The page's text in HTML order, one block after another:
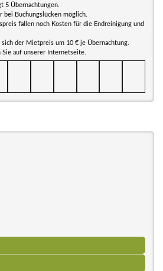
5 Übernachtungen.
bei Buchungslücken möglich.
fallen noch Kosten für die Endreinigung und
der Mietpreis um 10 € je Übernachtung.
auf unserer Internetseite.